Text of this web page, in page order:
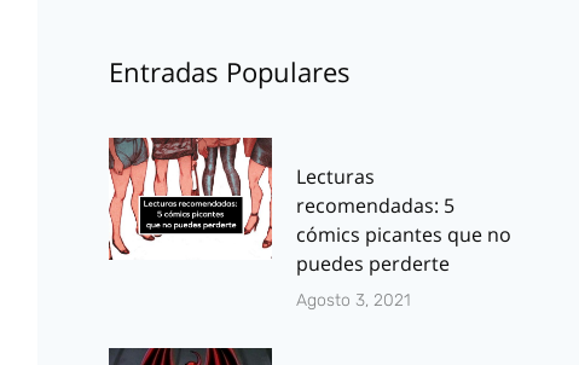
Entradas Populares
Lecturas
recomendadas: 5
cómics picantes que no
puedes perderte
Agosto 3, 2021